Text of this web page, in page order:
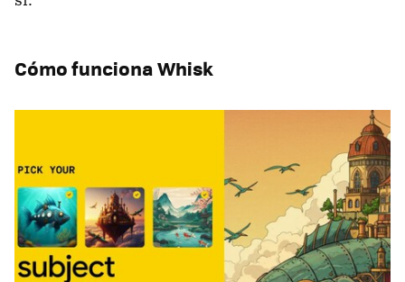
Cómo funciona Whisk